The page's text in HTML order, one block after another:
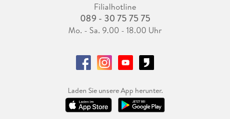
Filialhotline
089 - 30 75 75 75
Mo. - Sa. 9.00 - 18.00 Uhr
Laden Sie unsere App herunter.